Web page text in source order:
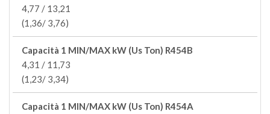
4,77 / 13,21
(1,36/ 3,76)
Capacità 1 MIN/MAX kW (Us Ton) R454B
4,31 / 11,73
(1,23/ 3,34)
Capacità 1 MIN/MAX kW (Us Ton) R454A